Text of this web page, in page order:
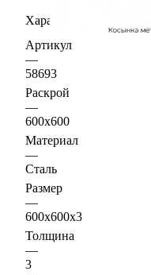
Характеристики
Артикул
—
58693
Раскрой
—
600х600
Материал
—
Сталь
Размер
—
600х600х3
Толщина
—
3